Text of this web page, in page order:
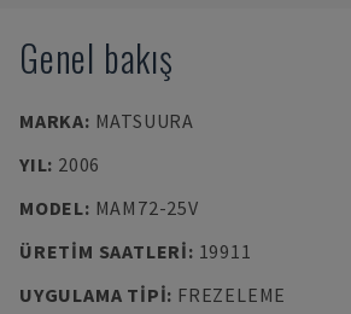
Genel bakış
MARKA: MATSUURA
YIL: 2006
MODEL: MAM72-25V
ÜRETIM SAATLERI: 19911
UYGULAMA TIPI: FREZELEME